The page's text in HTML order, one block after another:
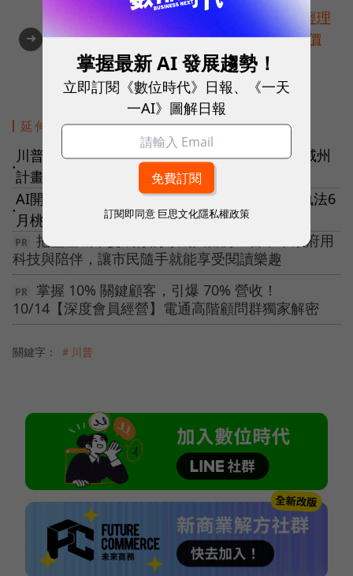
➜
角逐100 MVP盛典雙重榮耀！國際品牌X經理
人特別肯定，展現AI時代最具潛力的核心價
延伸閱讀
●
川普親自致電，郭台銘：2019年要拼正成長，威州
計畫不變！
●
AI開罰單、管制紅綠燈！安勤幕後操盤，科技執法6
月桃園上路
把整座城市變成你的專屬大書房！台中市政府用
科技與陪伴，讓市民隨手就能享受閱讀樂趣
掌握 10% 關鍵顧客，引爆 70% 營收！
10/14【深度會員經營】電通高階顧問群獨家解密
關鍵字： ＃川普
掌握最新 AI 發展趨勢！
立即訂閱《數位時代》日報、《一天
一AI》圖解日報
訂閱即同意 巨思文化隱私權政策